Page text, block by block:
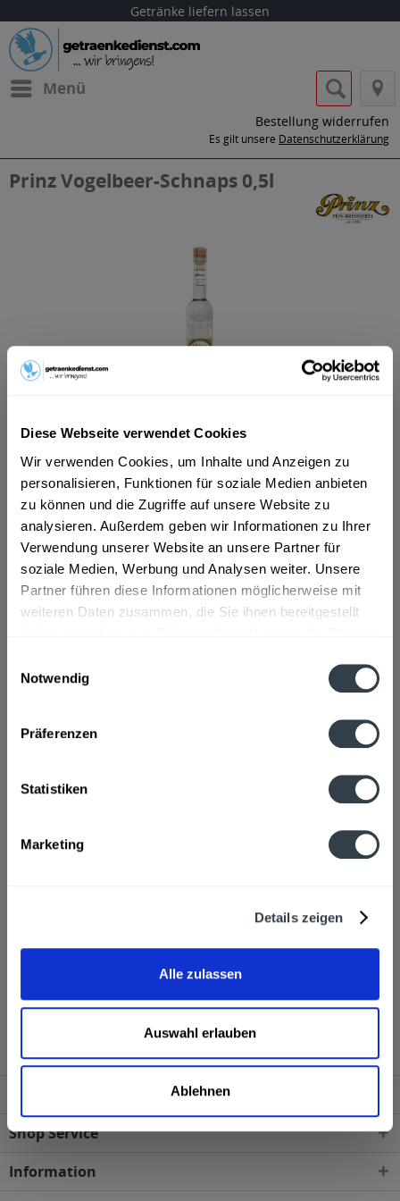
Diese Webseite verwendet Cookies
Wir verwenden Cookies, um Inhalte und Anzeigen zu
personalisieren, Funktionen für soziale Medien anbieten
zu können und die Zugriffe auf unsere Website zu
analysieren. Außerdem geben wir Informationen zu Ihrer
Verwendung unserer Website an unsere Partner für
soziale Medien, Werbung und Analysen weiter. Unsere
Partner führen diese Informationen möglicherweise mit
weiteren Daten zusammen, die Sie ihnen bereitgestellt
Notwendig
Präferenzen
Statistiken
Marketing
Details zeigen
Alle zulassen
Auswahl erlauben
Ablehnen
Getränke liefern lassen
Menü
Bestellung widerrufen
Es gilt unsere Datenschutzerklärung
Prinz Vogelbeer-Schnaps 0,5l
ab 12,40 € *
Inhalt: 0.5 Liter (24,79 € * / 1 Liter)
inkl. MwSt.ggf. zzgl. Erschwerniszuschlag
Vorrätig
In den Warenkorb
Hersteller
mehr
40,0% volmehr
Kunden haben sich ebenfalls angesehen
Prinz Vogelbeer-Schnaps 0,5l wird in den folgenden
Regionen, Städten, Orten und Postleitzahl-Gebieten
Shop Service
Information